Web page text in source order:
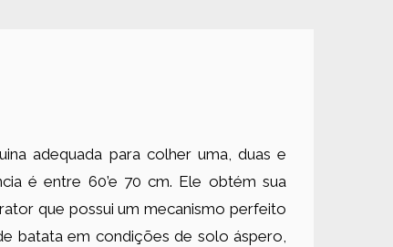
adequada para colher uma, duas e
é entre 60’e 70 cm. Ele obtém sua
que possui um mecanismo perfeito
batata em condições de solo áspero,